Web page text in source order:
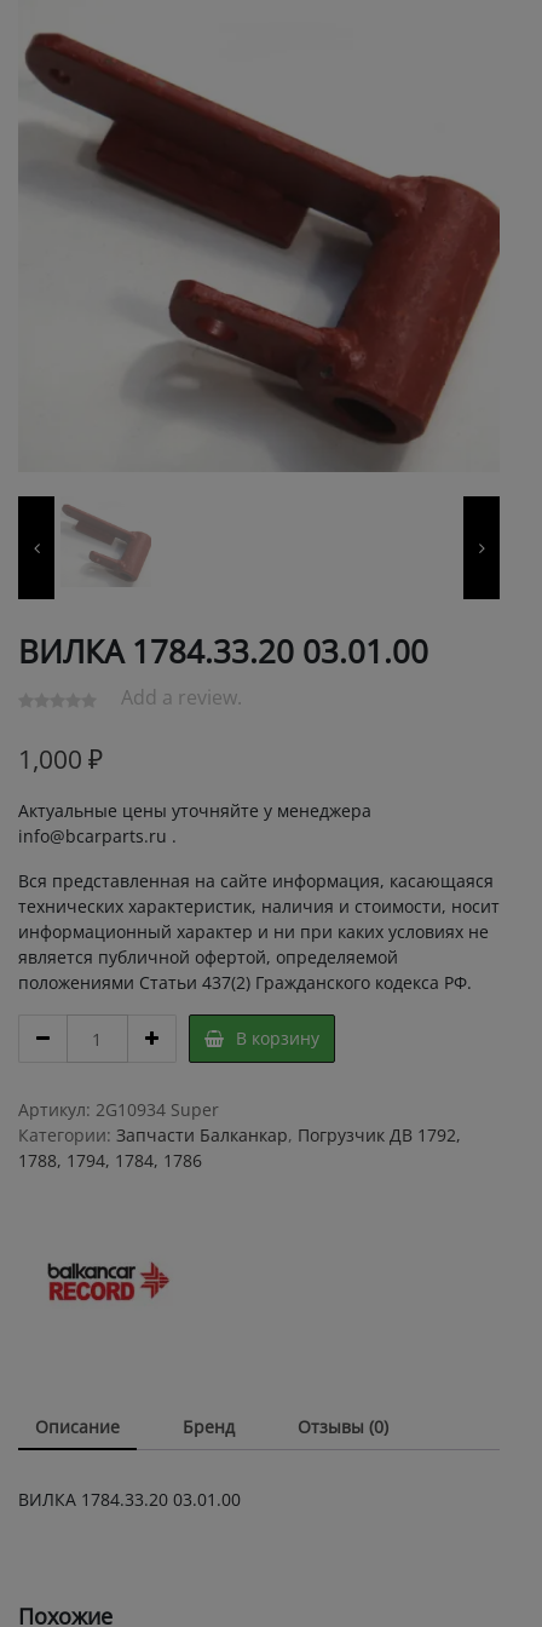
ВИЛКА 1784.33.20 03.01.00
Add a review.
1,000 ₽
Актуальные цены уточняйте у менеджера
info@bcarparts.ru .
Вся представленная на сайте информация, касающаяся
технических характеристик, наличия и стоимости, носит
информационный характер и ни при каких условиях не
является публичной офертой, определяемой
положениями Статьи 437(2) Гражданского кодекса РФ.
1784.33.20
quantity
В корзину
Артикул: 2G10934 Super
Категории: Запчасти Балканкар, Погрузчик ДВ 1792,
1788, 1794, 1784, 1786
Описание Бренд Отзывы (0)
ВИЛКА 1784.33.20 03.01.00
Похожие